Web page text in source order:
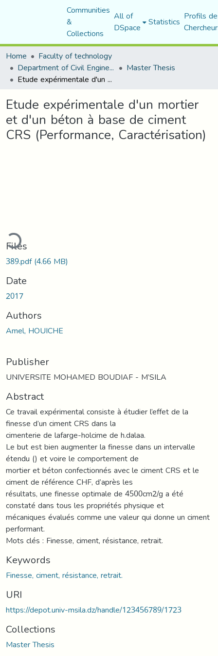
Communities
&
Collections
All of
DSpace Statistics Profils
Home
Faculty of technology
Department of Civil Engineering Master Thesis
Etude expérimentale d'un mortier et d'un béton à base de ciment CRS (Performance, Caractérisation)
Etude expérimentale d'un mortier
et d'un béton à base de ciment
CRS (Performance, Caractérisation)
Files
389.pdf(4.66 MB)
Date
2017
Authors
Amel, HOUICHE
Publisher
UNIVERSITE MOHAMED BOUDIAF - M’SILA
Abstract
Ce travail expérimental consiste à étudier l’effet de la
finesse d’un ciment CRS dans la
cimenterie de lafarge-holcime de h.dalaa.
Le but est bien augmenter la finesse dans un intervalle
étendu () et voire le comportement de
mortier et béton confectionnés avec le ciment CRS et le
ciment de référence CHF, d’après les
résultats, une finesse optimale de 4500cm2/g a été
constaté dans tous les propriétés physique et
mécaniques évalués comme une valeur qui donne un ciment
performant.
Mots clés : Finesse, ciment, résistance, retrait.
Keywords
Finesse, ciment, résistance, retrait.
URI
https://depot.univ-msila.dz/handle/123456789/1723
Collections
Master Thesis